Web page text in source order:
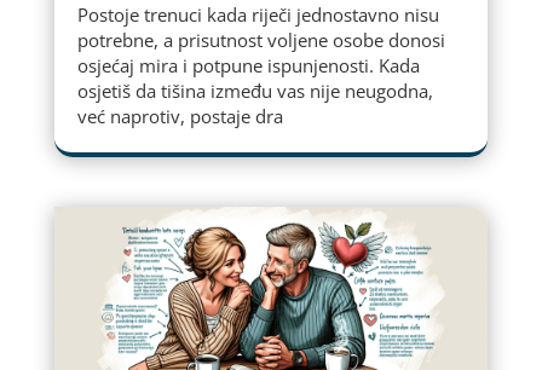
Postoje trenuci kada riječi jednostavno nisu
potrebne, a prisutnost voljene osobe donosi
osjećaj mira i potpune ispunjenosti. Kada
osjetiš da tišina između vas nije neugodna,
već naprotiv, postaje dra